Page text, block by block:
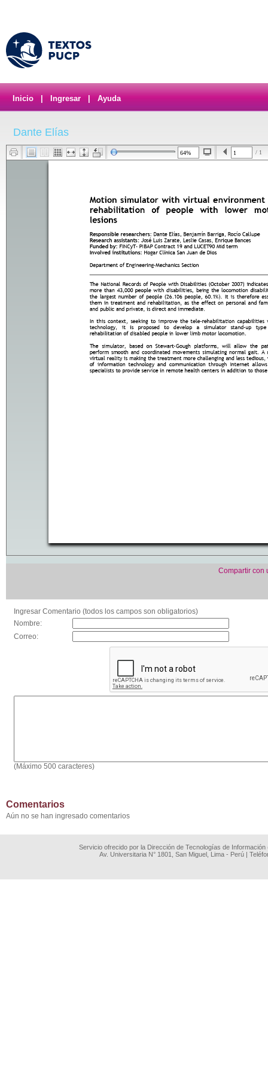
Inicio Ingresar Ayuda
Dante Elías
/ 1
Compartir con
Ingresar Comentario (todos los campos son obligatorios)
Nombre:
Correo:
(Máximo 500 caracteres)
Comentarios
Aún no se han ingresado comentarios
Servicio ofrecido por la Dirección de Tecnologías de
Av. Universitaria N° 1801, San Miguel, Lima - Perú |